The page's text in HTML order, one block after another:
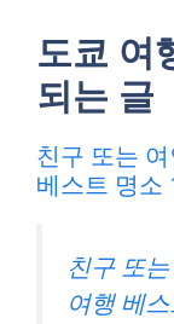
도쿄 여
되는 글
친구 또는
베스트 명소
친구 또
여행 베